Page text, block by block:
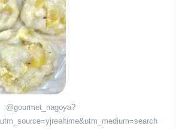
@gourmet_nagoya?
utm_source=yjrealtime&utm_medium=search